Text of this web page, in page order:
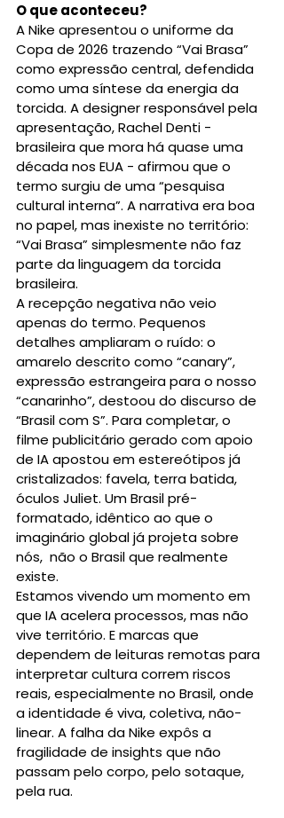
O que aconteceu?
A Nike apresentou o uniforme da
Copa de 2026 trazendo “Vai Brasa”
como expressão central, defendida
como uma síntese da energia da
torcida. A designer responsável pela
apresentação, Rachel Denti -
brasileira que mora há quase uma
década nos EUA - afirmou que o
termo surgiu de uma “pesquisa
cultural interna”. A narrativa era boa
no papel, mas inexiste no território:
“Vai Brasa” simplesmente não faz
parte da linguagem da torcida
brasileira.
A recepção negativa não veio
apenas do termo. Pequenos
detalhes ampliaram o ruído: o
amarelo descrito como “canary”,
expressão estrangeira para o nosso
“canarinho”, destoou do discurso de
“Brasil com S”. Para completar, o
filme publicitário gerado com apoio
de IA apostou em estereótipos já
cristalizados: favela, terra batida,
óculos Juliet. Um Brasil pré-
formatado, idêntico ao que o
imaginário global já projeta sobre
nós,  não o Brasil que realmente
existe.
Estamos vivendo um momento em
que IA acelera processos, mas não
vive território. E marcas que
dependem de leituras remotas para
interpretar cultura correm riscos
reais, especialmente no Brasil, onde
a identidade é viva, coletiva, não-
linear. A falha da Nike expôs a
fragilidade de insights que não
passam pelo corpo, pelo sotaque,
pela rua.